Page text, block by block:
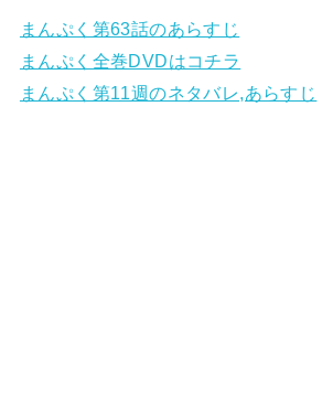
まんぷく第63話のあらすじ
まんぷく全巻DVDはコチラ
まんぷく第11週のネタバレ,あらすじ